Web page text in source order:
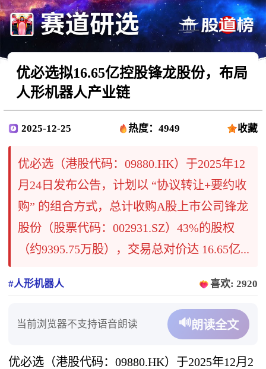
优必选拟16.65亿控股锋龙股份，布局
人形机器人产业链
2025-12-25 热度：4949 收藏
优必选（港股代码：09880.HK）于2025年12
月24日发布公告，计划以 “协议转让+要约收
购”​ 的组合方式，总计收购A股上市公司锋龙
股份（股票代码：002931.SZ）43%的股权
（约9395.75万股），交易总对价达 16.65亿...
#人形机器人 喜欢: 2920
当前浏览器不支持语音朗读 🔊朗读全文
优必选（港股代码：09880.HK）于2025年12月2